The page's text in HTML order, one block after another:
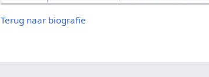
Terug naar biografie